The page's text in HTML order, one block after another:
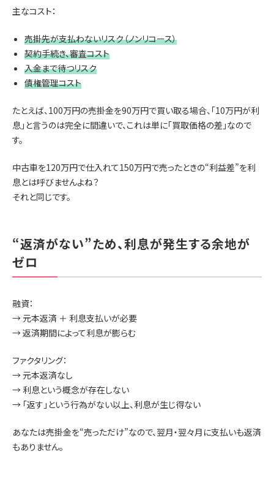
主なコスト：
売掛先が支払わないリスク（ノンリコース）
契約手続き、審査コスト
入金まで待つリスク
債権管理コスト
たとえば、100万円の売掛金を90万円で買い取る場合、「10万円が利
息」と言うのは完全に間違いで、これは単に「買取価格の差」なので
す。
中古車を120万円で仕入れて150万円で売ったときの“利益差”を利
息とは呼びませんよね？
それと同じです。
“返済がない”ため、利息が発生する余地が
ゼロ
融資：
→ 元本返済 ＋ 利息支払いが必要
→ 返済期間によって利息が膨らむ
ファクタリング：
→ 元本返済なし
→ 利息という概念が存在しない
→ 「返す」という行為がない以上、利息が生じ得ない
あなたは売掛金を“売っただけ”なので、翌月・翌々月に支払いも返済
もありません。